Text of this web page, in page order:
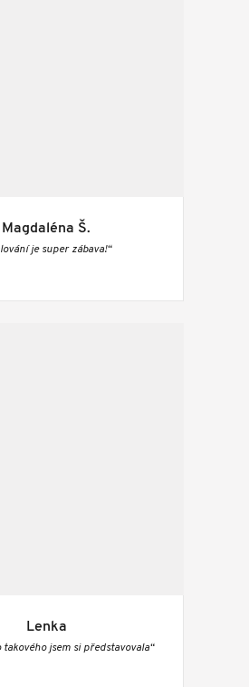
Magdaléna Š.
je super zábava!“
Lenka
takového jsem si představovala“